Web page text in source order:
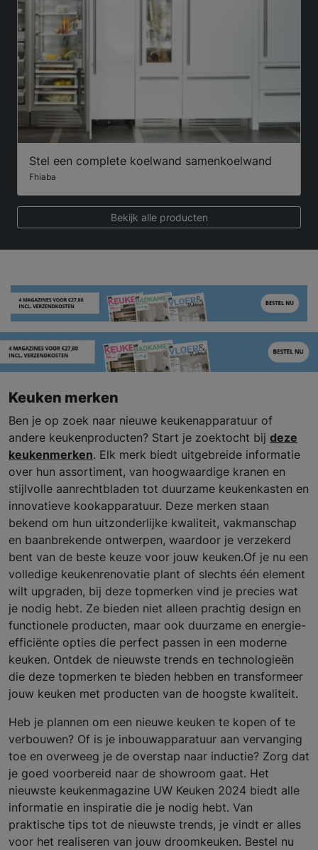
Stel een complete koelwand samenkoelwand
Fhiaba
Bekijk alle producten
Keuken merken
Ben je op zoek naar nieuwe keukenapparatuur of
andere keukenproducten? Start je zoektocht bij deze
keukenmerken. Elk merk biedt uitgebreide informatie
over hun assortiment, van hoogwaardige kranen en
stijlvolle aanrechtbladen tot duurzame keukenkasten en
innovatieve kookapparatuur. Deze merken staan
bekend om hun uitzonderlijke kwaliteit, vakmanschap
en baanbrekende ontwerpen, waardoor je verzekerd
bent van de beste keuze voor jouw keuken.Of je nu een
volledige keukenrenovatie plant of slechts één element
wilt upgraden, bij deze topmerken vind je precies wat
je nodig hebt. Ze bieden niet alleen prachtig design en
functionele producten, maar ook duurzame en energie-
efficiënte opties die perfect passen in een moderne
keuken. Ontdek de nieuwste trends en technologieën
die deze topmerken te bieden hebben en transformeer
jouw keuken met producten van de hoogste kwaliteit.
Heb je plannen om een nieuwe keuken te kopen of te
verbouwen? Of is je inbouwapparatuur aan vervanging
toe en overweeg je de overstap naar inductie? Zorg dat
je goed voorbereid naar de showroom gaat. Het
nieuwste keukenmagazine UW Keuken 2024 biedt alle
informatie en inspiratie die je nodig hebt. Van
praktische tips tot de nieuwste trends, je vindt er alles
voor het realiseren van jouw droomkeuken. Bestel nu